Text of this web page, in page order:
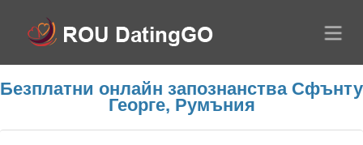
Безплатни онлайн запознанства Сфънту
Георге, Румъния